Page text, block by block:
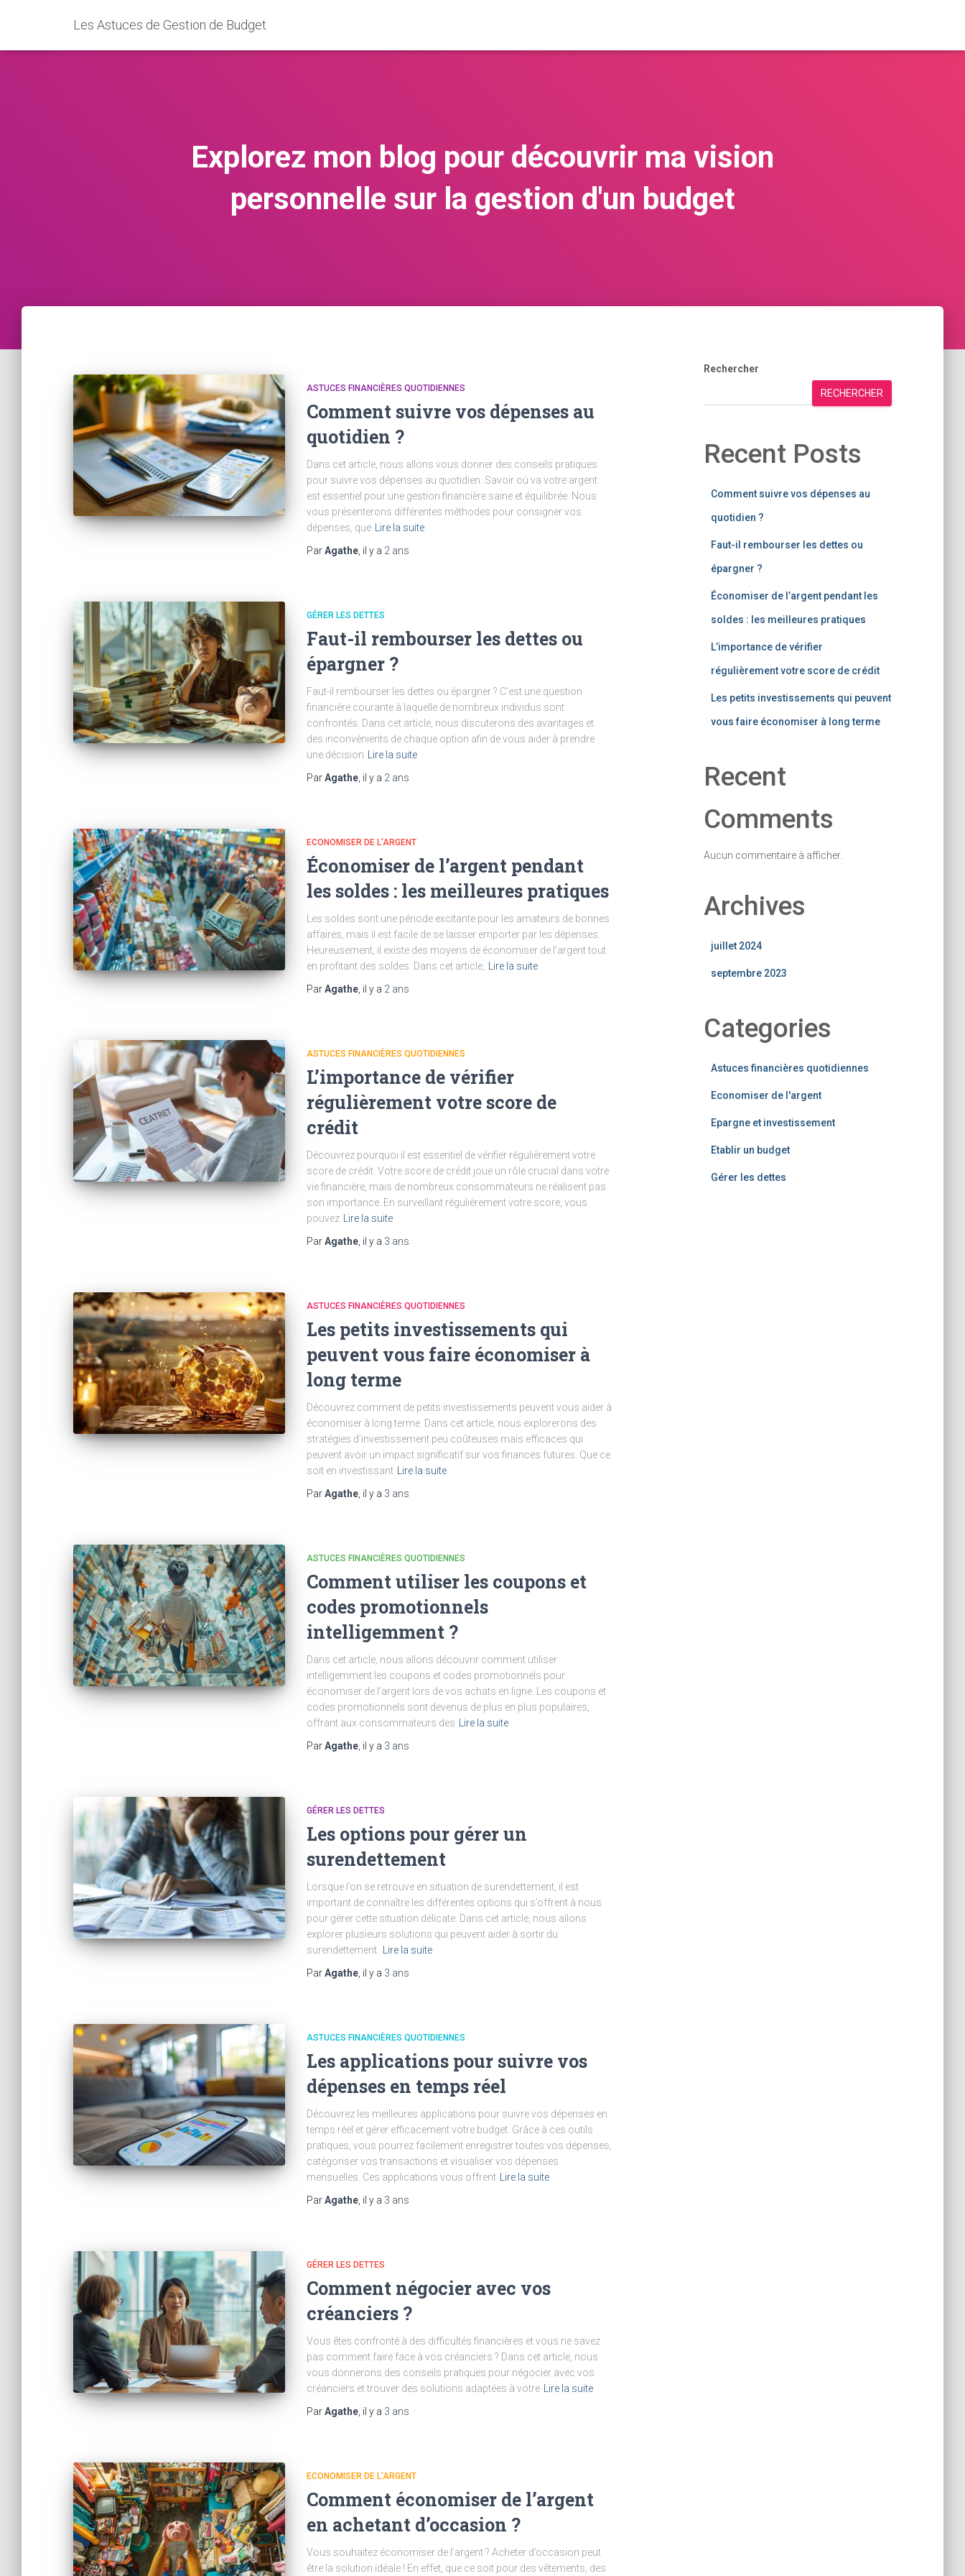
Les Astuces de Gestion de Budget
Explorez mon blog pour découvrir ma vision
personnelle sur la gestion d'un budget
ASTUCES FINANCIÈRES QUOTIDIENNES
Comment suivre vos dépenses au
quotidien ?
Dans cet article, nous allons vous donner des conseils pratiques
pour suivre vos dépenses au quotidien. Savoir où va votre argent
est essentiel pour une gestion financière saine et équilibrée. Nous
vous présenterons différentes méthodes pour consigner vos
dépenses, que
Lire la suite
ParAgathe , il y a 2 ans
GÉRER LES DETTES
Faut-il rembourser les dettes ou
épargner ?
Faut-il rembourser les dettes ou épargner ? C’est une question
financière courante à laquelle de nombreux individus sont
confrontés. Dans cet article, nous discuterons des avantages et
des inconvénients de chaque option afin de vous aider à prendre
une décision
Lire la suite
ParAgathe , il y a 2 ans
ECONOMISER DE L'ARGENT
Économiser de l’argent pendant
les soldes : les meilleures pratiques
Les soldes sont une période excitante pour les amateurs de bonnes
affaires, mais il est facile de se laisser emporter par les dépenses.
Heureusement, il existe des moyens de économiser de l’argent tout
en profitant des soldes. Dans cet article,
Lire la suite
ParAgathe , il y a 2 ans
ASTUCES FINANCIÈRES QUOTIDIENNES
L’importance de vérifier
régulièrement votre score de
crédit
Découvrez pourquoi il est essentiel de vérifier régulièrement votre
score de crédit. Votre score de crédit joue un rôle crucial dans votre
vie financière, mais de nombreux consommateurs ne réalisent pas
son importance. En surveillant régulièrement votre score, vous
pouvez
Lire la suite
ParAgathe , il y a 3 ans
ASTUCES FINANCIÈRES QUOTIDIENNES
Les petits investissements qui
peuvent vous faire économiser à
long terme
Découvrez comment de petits investissements peuvent vous aider à
économiser à long terme. Dans cet article, nous explorerons des
stratégies d’investissement peu coûteuses mais efficaces qui
peuvent avoir un impact significatif sur vos finances futures. Que ce
soit en investissant
Lire la suite
ParAgathe , il y a 3 ans
ASTUCES FINANCIÈRES QUOTIDIENNES
Comment utiliser les coupons et
codes promotionnels
intelligemment ?
Dans cet article, nous allons découvrir comment utiliser
intelligemment les coupons et codes promotionnels pour
économiser de l’argent lors de vos achats en ligne. Les coupons et
codes promotionnels sont devenus de plus en plus populaires,
offrant aux consommateurs des
Lire la suite
ParAgathe , il y a 3 ans
GÉRER LES DETTES
Les options pour gérer un
surendettement
Lorsque l’on se retrouve en situation de surendettement, il est
important de connaître les différentes options qui s’offrent à nous
pour gérer cette situation délicate. Dans cet article, nous allons
explorer plusieurs solutions qui peuvent aider à sortir du
surendettement.
Lire la suite
ParAgathe , il y a 3 ans
ASTUCES FINANCIÈRES QUOTIDIENNES
Les applications pour suivre vos
dépenses en temps réel
Découvrez les meilleures applications pour suivre vos dépenses en
temps réel et gérer efficacement votre budget. Grâce à ces outils
pratiques, vous pourrez facilement enregistrer toutes vos dépenses,
catégoriser vos transactions et visualiser vos dépenses
mensuelles. Ces applications vous offrent
Lire la suite
ParAgathe , il y a 3 ans
GÉRER LES DETTES
Comment négocier avec vos
créanciers ?
Vous êtes confronté à des difficultés financières et vous ne savez
pas comment faire face à vos créanciers ? Dans cet article, nous
vous donnerons des conseils pratiques pour négocier avec vos
créanciers et trouver des solutions adaptées à votre
Lire la suite
ParAgathe , il y a 3 ans
ECONOMISER DE L'ARGENT
Comment économiser de l’argent
en achetant d’occasion ?
Vous souhaitez économiser de l’argent ? Acheter d’occasion peut
être la solution idéale ! En effet, que ce soit pour des vêtements, des
Rechercher
RECHERCHER
Recent Posts
Comment suivre vos dépenses au
quotidien ?
Faut-il rembourser les dettes ou
épargner ?
Économiser de l’argent pendant les
soldes : les meilleures pratiques
L’importance de vérifier
régulièrement votre score de crédit
Les petits investissements qui peuvent
vous faire économiser à long terme
Recent
Comments
Aucun commentaire à afficher.
Archives
juillet 2024
septembre 2023
Categories
Astuces financières quotidiennes
Economiser de l'argent
Epargne et investissement
Etablir un budget
Gérer les dettes